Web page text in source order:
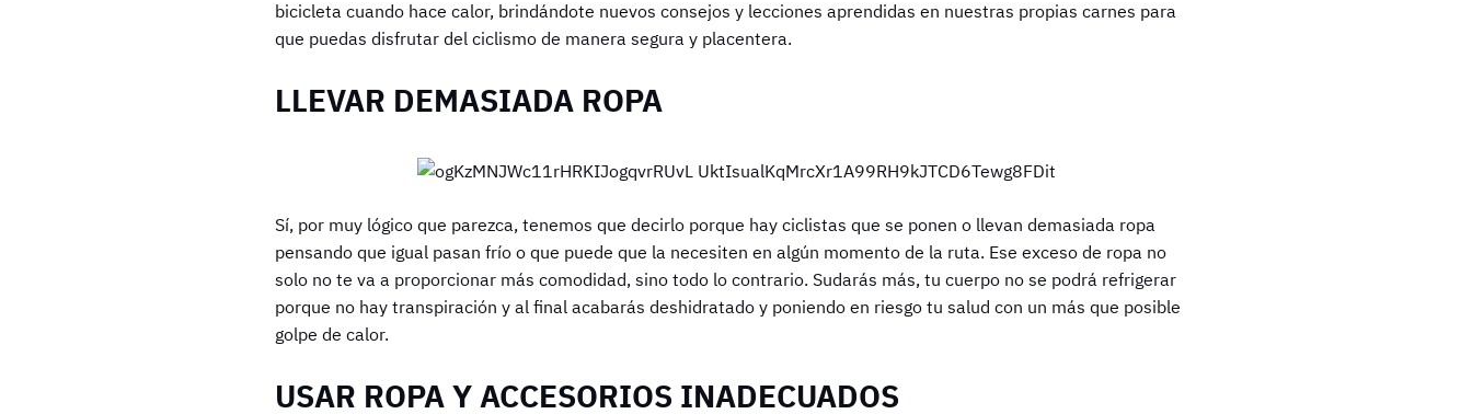
bicicleta cuando hace calor, brindándote nuevos consejos y lecciones aprendidas en nuestras propias carnes para
que puedas disfrutar del ciclismo de manera segura y placentera.
LLEVAR DEMASIADA ROPA
Sí, por muy lógico que parezca, tenemos que decirlo porque hay ciclistas que se ponen o llevan demasiada ropa
pensando que igual pasan frío o que puede que la necesiten en algún momento de la ruta. Ese exceso de ropa no
solo no te va a proporcionar más comodidad, sino todo lo contrario. Sudarás más, tu cuerpo no se podrá refrigerar
porque no hay transpiración y al final acabarás deshidratado y poniendo en riesgo tu salud con un más que posible
golpe de calor.
USAR ROPA Y ACCESORIOS INADECUADOS